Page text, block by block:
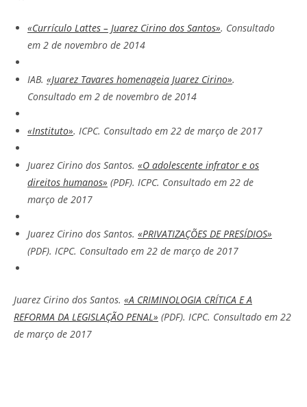
«Currículo Lattes – Juarez Cirino dos Santos». Consultado
em 2 de novembro de 2014
IAB. «Juarez Tavares homenageia Juarez Cirino».
Consultado em 2 de novembro de 2014
«Instituto». ICPC. Consultado em 22 de março de 2017
Juarez Cirino dos Santos. «O adolescente infrator e os
direitos humanos» (PDF). ICPC. Consultado em 22 de
março de 2017
Juarez Cirino dos Santos. «PRIVATIZAÇÕES DE PRESÍDIOS»
(PDF). ICPC. Consultado em 22 de março de 2017
Juarez Cirino dos Santos. «A CRIMINOLOGIA CRÍTICA E A
REFORMA DA LEGISLAÇÃO PENAL» (PDF). ICPC. Consultado em 22
de março de 2017